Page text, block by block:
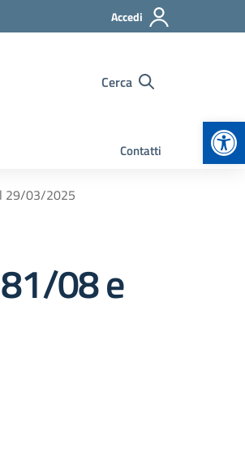
Accedi
Cerca
Contatti
29/03/2025
08 e